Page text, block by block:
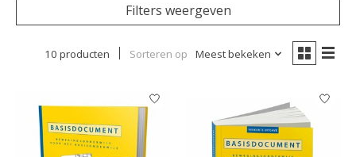
Filters weergeven
10 producten Sorteren op Meest bekeken